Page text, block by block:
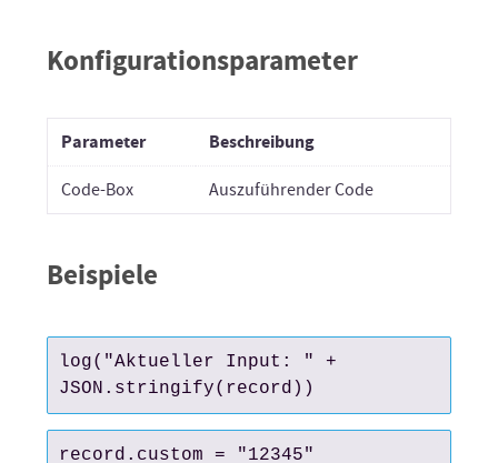
Konfigurationsparameter
Parameter Beschreibung
Code-Box Auszuführender Code
Beispiele
log("Aktueller Input: " +
JSON.stringify(record))
record.custom = "12345"